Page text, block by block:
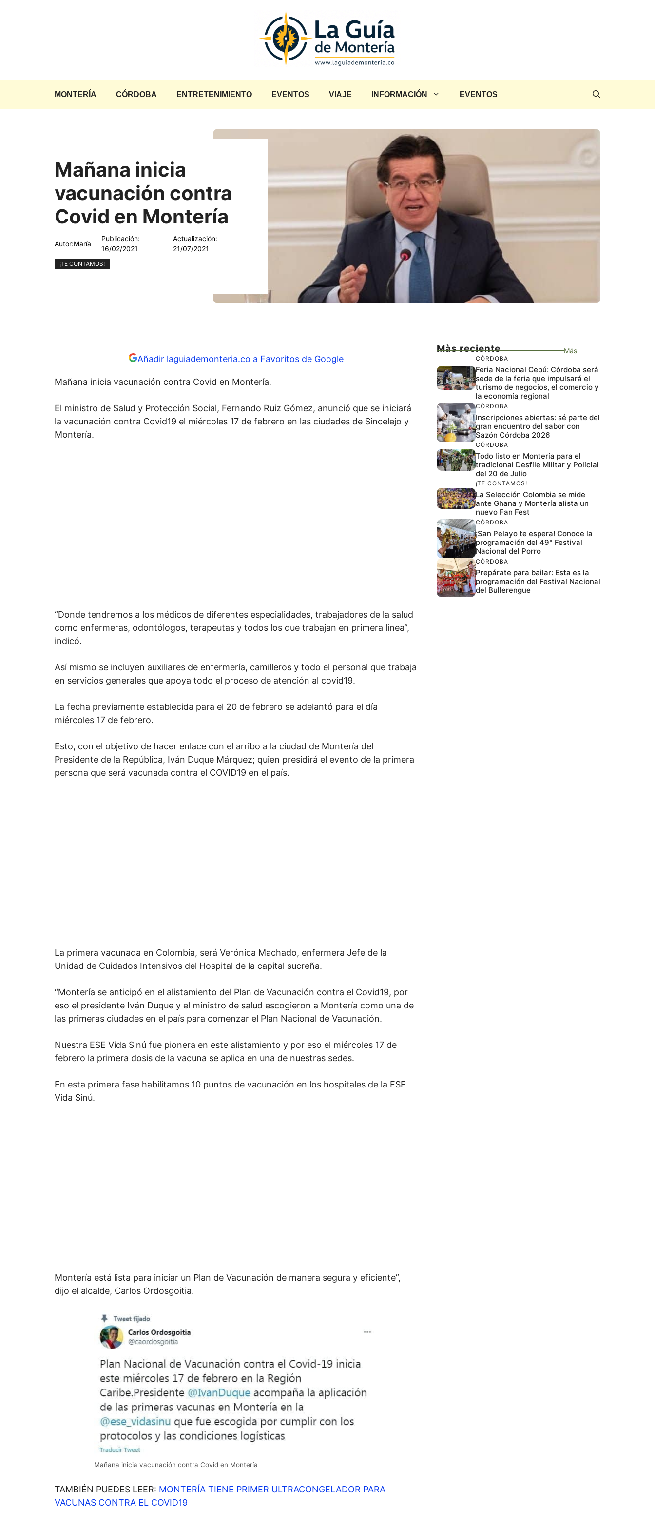
MONTERÍA CÓRDOBA ENTRETENIMIENTO EVENTOS VIAJE INFORMACIÓN EVENTOS
Mañana inicia
vacunación contra
Covid en Montería
Autor:María
Publicación:
16/02/2021
Actualización:
21/07/2021
¡TE CONTAMOS!
Añadir laguiademonteria.co a Favoritos de Google
Mañana inicia vacunación contra Covid en Montería.
El ministro de Salud y Protección Social, Fernando Ruiz Gómez, anunció que se iniciará
la vacunación contra Covid19 el miércoles 17 de febrero en las ciudades de Sincelejo y
Montería.
“Donde tendremos a los médicos de diferentes especialidades, trabajadores de la salud
como enfermeras, odontólogos, terapeutas y todos los que trabajan en primera línea”,
indicó.
Así mismo se incluyen auxiliares de enfermería, camilleros y todo el personal que trabaja
en servicios generales que apoya todo el proceso de atención al covid19.
La fecha previamente establecida para el 20 de febrero se adelantó para el día
miércoles 17 de febrero.
Esto, con el objetivo de hacer enlace con el arribo a la ciudad de Montería del
Presidente de la República, Iván Duque Márquez; quien presidirá el evento de la primera
persona que será vacunada contra el COVID19 en el país.
La primera vacunada en Colombia, será Verónica Machado, enfermera Jefe de la
Unidad de Cuidados Intensivos del Hospital de la capital sucreña.
“Montería se anticipó en el alistamiento del Plan de Vacunación contra el Covid19, por
eso el presidente Iván Duque y el ministro de salud escogieron a Montería como una de
las primeras ciudades en el país para comenzar el Plan Nacional de Vacunación.
Nuestra ESE Vida Sinú fue pionera en este alistamiento y por eso el miércoles 17 de
febrero la primera dosis de la vacuna se aplica en una de nuestras sedes.
En esta primera fase habilitamos 10 puntos de vacunación en los hospitales de la ESE
Vida Sinú.
Montería está lista para iniciar un Plan de Vacunación de manera segura y eficiente”,
dijo el alcalde, Carlos Ordosgoitia.
Mañana inicia vacunación contra Covid en Montería
TAMBIÉN PUEDES LEER: MONTERÍA TIENE PRIMER ULTRACONGELADOR PARA
VACUNAS CONTRA EL COVID19
Màs reciente Más
CÓRDOBA
Feria Nacional Cebú: Córdoba será
sede de la feria que impulsará el
turismo de negocios, el comercio y
la economía regional
CÓRDOBA
Inscripciones abiertas: sé parte del
gran encuentro del sabor con
Sazón Córdoba 2026
CÓRDOBA
Todo listo en Montería para el
tradicional Desfile Militar y Policial
del 20 de Julio
¡TE CONTAMOS!
La Selección Colombia se mide
ante Ghana y Montería alista un
nuevo Fan Fest
CÓRDOBA
¡San Pelayo te espera! Conoce la
programación del 49° Festival
Nacional del Porro
CÓRDOBA
Prepárate para bailar: Esta es la
programación del Festival Nacional
del Bullerengue